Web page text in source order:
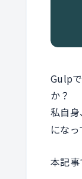
Gulp
か？
私自
になっ
本記事